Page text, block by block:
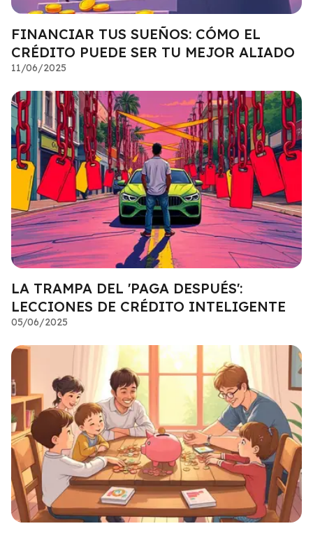
FINANCIAR TUS SUEÑOS: CÓMO EL
CRÉDITO PUEDE SER TU MEJOR ALIADO
11/06/2025
LA TRAMPA DEL 'PAGA DESPUÉS':
LECCIONES DE CRÉDITO INTELIGENTE
05/06/2025